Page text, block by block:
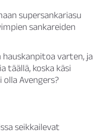
supersankariasu
sankareiden
varten, ja
täällä, koska käsi
olla Avengers?
seikkailevat